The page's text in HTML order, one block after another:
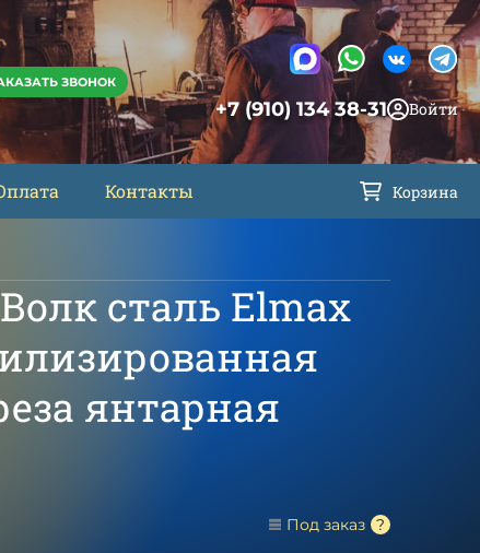
ЗВОНОК
+7 (910) 134 38-31 Войти
Контакты Корзина
сталь Elmax
янтарная
Под заказ